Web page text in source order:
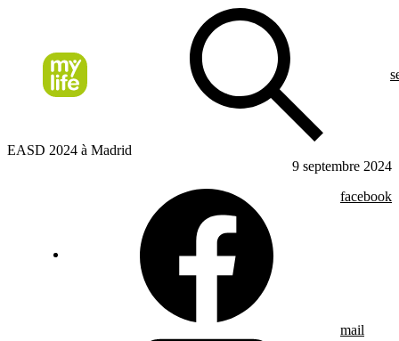
EASD 2024 à Madrid
9 septembre 2024
facebook
mail